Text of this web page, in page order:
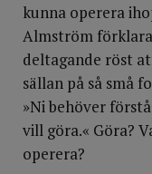
kunna operera
Almström
deltagande röst
sällan på så små
»Ni behöver
vill göra.« Göra?
operera?